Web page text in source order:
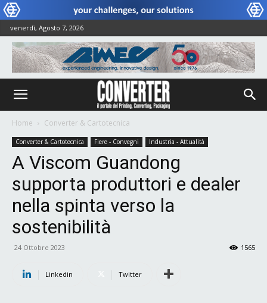
venerdì, Agosto 7, 2026
Home Converter & Cartotecnica
Converter & Cartotecnica Fiere - Convegni Industria - Attualità
A Viscom Guandong
supporta produttori e dealer
nella spinta verso la
sostenibilità
24 Ottobre 2023 1565
Linkedin Twitter